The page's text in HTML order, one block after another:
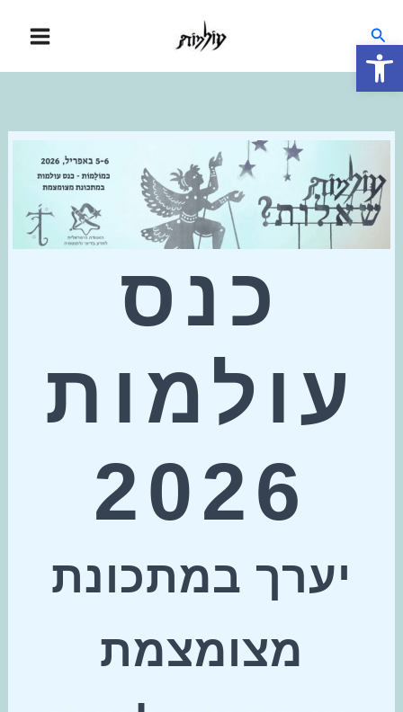
פתח סרגל נגישות
לתוכןחיפוש
כנס
עולמות
2026
יערך במתכונת
מצומצמת